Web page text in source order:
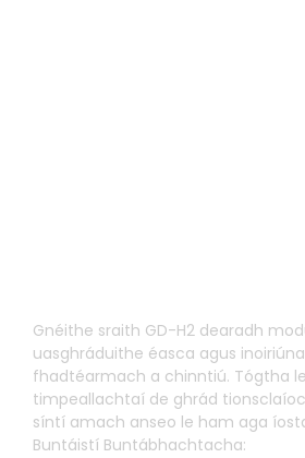
Gnéithe sraith GD-H2 dearadh
uasghráduithe éasca agus
fhadtéarmach a chinntiú. Tógtha
timpeallachtaí de ghrád
síntí amach anseo le ham aga
Buntáistí Buntábhachtacha: